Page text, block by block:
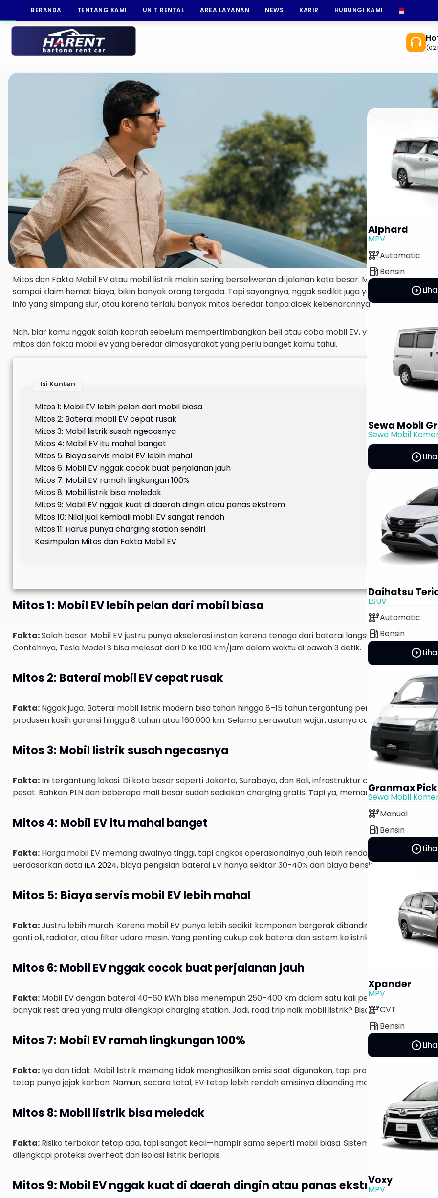
BERANDA TENTANG KAMI UNIT RENTAL AREA LAYANAN NEWS KARIR HUBUNGI KAMI
Mitos dan Fakta Mobil EV atau mobil listrik makin sering berseliweran di jalanan kota besar. Mulai dari
sampai klaim hemat biaya, bikin banyak orang tergoda. Tapi sayangnya, nggak sedikit juga yang masih skeptis
info yang simpang siur, atau karena terlalu banyak mitos beredar tanpa dicek kebenarannya.
Nah, biar kamu nggak salah kaprah sebelum mempertimbangkan beli atau coba mobil EV, yuk kita bedah satu
mitos dan fakta mobil ev yang beredar dimasyarakat yang perlu banget kamu tahui.
Isi Konten
Mitos 1: Mobil EV lebih pelan dari mobil biasa
Mitos 2: Baterai mobil EV cepat rusak
Mitos 3: Mobil listrik susah ngecasnya
Mitos 4: Mobil EV itu mahal banget
Mitos 5: Biaya servis mobil EV lebih mahal
Mitos 6: Mobil EV nggak cocok buat perjalanan jauh
Mitos 7: Mobil EV ramah lingkungan 100%
Mitos 8: Mobil listrik bisa meledak
Mitos 9: Mobil EV nggak kuat di daerah dingin atau panas ekstrem
Mitos 10: Nilai jual kembali mobil EV sangat rendah
Mitos 11: Harus punya charging station sendiri
Kesimpulan Mitos dan Fakta Mobil EV
Mitos 1: Mobil EV lebih pelan dari mobil biasa
Fakta:Salah besar. Mobil EV justru punya akselerasi instan karena tenaga dari baterai langsung disalurkan ke
Contohnya, Tesla Model S bisa melesat dari 0 ke 100 km/jam dalam waktu di bawah 3 detik.
Mitos 2: Baterai mobil EV cepat rusak
Fakta: Nggak juga. Baterai mobil listrik modern bisa tahan hingga 8–15 tahun tergantung pemakaian. Bahkan
produsen kasih garansi hingga 8 tahun atau 160.000 km. Selama perawatan wajar, usianya cukup panjang kok.
Mitos 3: Mobil listrik susah ngecasnya
Fakta: Ini tergantung lokasi. Di kota besar seperti Jakarta, Surabaya, dan Bali, infrastruktur charging station
pesat. Bahkan PLN dan beberapa mall besar sudah sediakan charging gratis. Tapi ya, memang di daerah
Mitos 4: Mobil EV itu mahal banget
Fakta: Harga mobil EV memang awalnya tinggi, tapi ongkos operasionalnya jauh lebih rendah dibanding mobil
Berdasarkan data IEA 2024, biaya pengisian baterai EV hanya sekitar 30-40% dari biaya bensin untuk jarak
Mitos 5: Biaya servis mobil EV lebih mahal
Fakta:Justru lebih murah. Karena mobil EV punya lebih sedikit komponen bergerak dibanding mobil
ganti oli, radiator, atau filter udara mesin. Yang penting cukup cek baterai dan sistem kelistrikan secara
Mitos 6: Mobil EV nggak cocok buat perjalanan jauh
Fakta: Mobil EV dengan baterai 40–60 kWh bisa menempuh 250–400 km dalam satu kali pengisian. Plus,
banyak rest area yang mulai dilengkapi charging station. Jadi, road trip naik mobil listrik? Bisa banget.
Mitos 7: Mobil EV ramah lingkungan 100%
Fakta: Iya dan tidak. Mobil listrik memang tidak menghasilkan emisi saat digunakan, tapi proses produksi
tetap punya jejak karbon. Namun, secara total, EV tetap lebih rendah emisinya dibanding mobil bensin/diesel.
Mitos 8: Mobil listrik bisa meledak
Fakta: Risiko terbakar tetap ada, tapi sangat kecil—hampir sama seperti mobil biasa. Sistem keamanan
dilengkapi proteksi overheat dan isolasi listrik berlapis.
Mitos 9: Mobil EV nggak kuat di daerah dingin atau panas ekstrem
Alphard
MPV
auto_transmissionAutomatic
local_gas_stationBensin
expand_circle_right
Sewa Mobil
Sewa Mobil
expand_circle_right
Daihatsu
LSUV
auto_transmissionAutomatic
local_gas_stationBensin
expand_circle_right
Granmax Pick
Sewa Mobil
auto_transmissionManual
local_gas_stationBensin
expand_circle_right
Xpander
MPV
auto_transmissionCVT
local_gas_stationBensin
expand_circle_right
Voxy
MPV